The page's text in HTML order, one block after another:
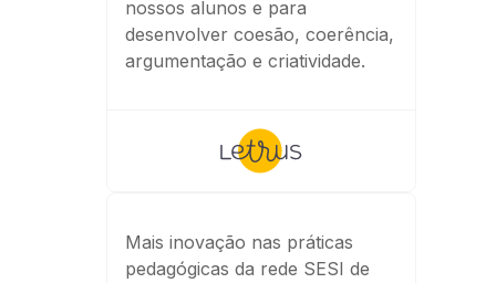
nossos alunos e para
desenvolver coesão, coerência,
argumentação e criatividade.
Mais inovação nas práticas
pedagógicas da rede SESI de